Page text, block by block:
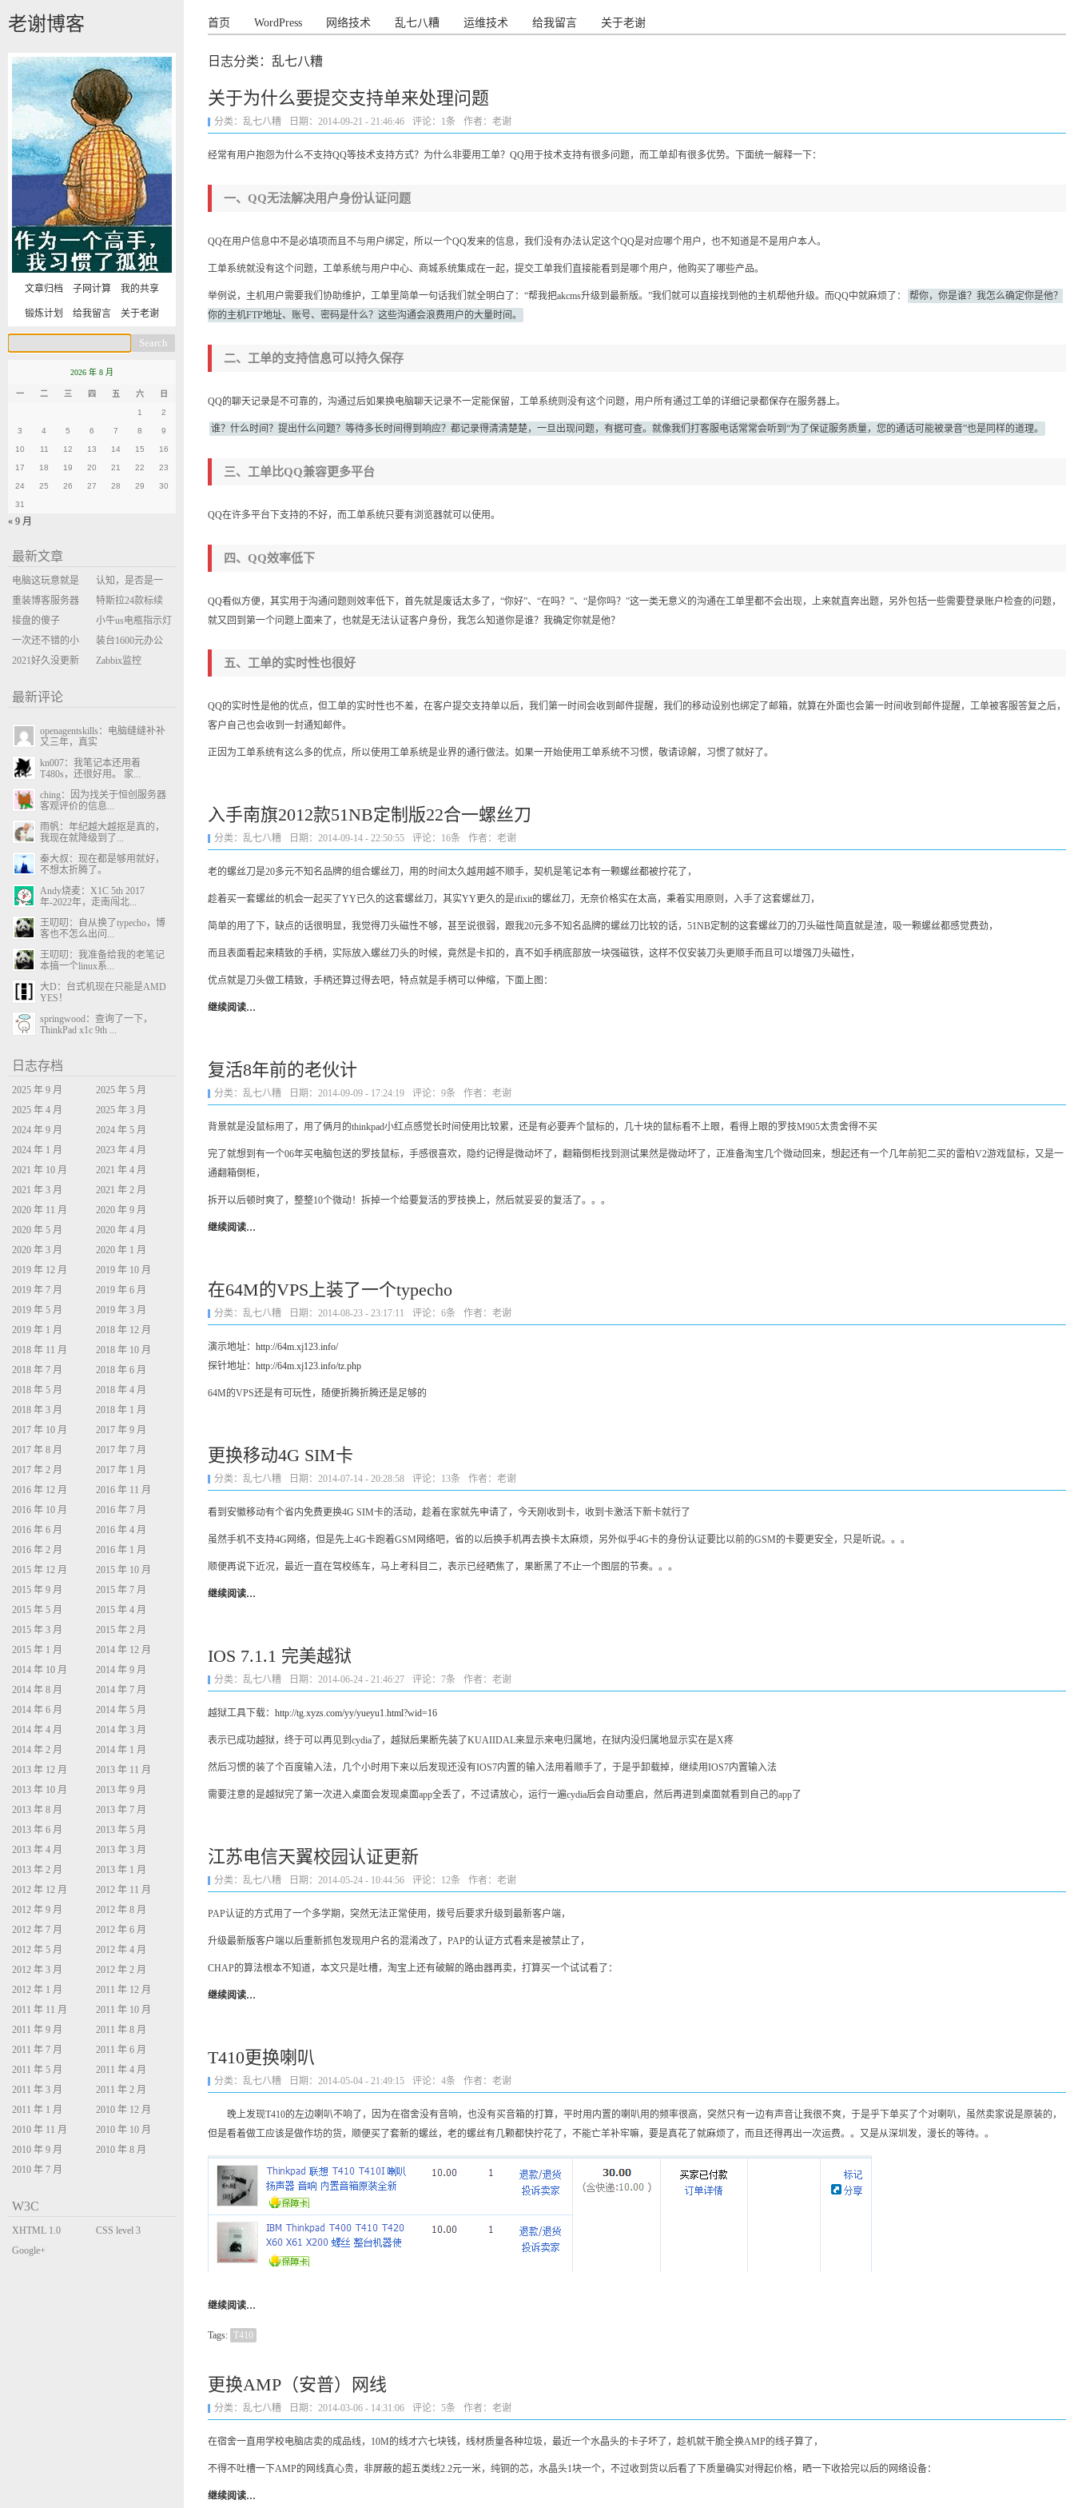
老谢博客 首页 WordPress 网络技术 乱七八糟 运维技术 给我留言 关于老谢
日志分类：乱七八糟
关于为什么要提交支持单来处理问题
分类： 乱七八糟 日期：2014-09-21 - 21:46:46 评论： 1条 作者：老谢
经常有用户抱怨为什么不支持QQ等技术支持方式？为什么非要用工单？QQ用于技术支持有很多问题，而工单却有很多优势。下面统一解释一下：
一、QQ无法解决用户身份认证问题
QQ在用户信息中不是必填项而且不与用户绑定，所以一个QQ发来的信息，我们没有办法认定这个QQ是对应哪个用户，也不知道是不是用户本人。
工单系统就没有这个问题，工单系统与用户中心、商城系统集成在一起，提交工单我们直接能看到是哪个用户，他购买了哪些产品。
举例说，主机用户需要我们协助维护，工单里简单一句话我们就全明白了：“帮我把akcms升级到最新版。”我们就可以直接找到他的主机帮他升级。而QQ中就麻烦了：
帮你，你是谁？我怎么确定你是他？
你的主机FTP地址、账号、密码是什么？这些沟通会浪费用户的大量时间。
二、工单的支持信息可以持久保存
QQ的聊天记录是不可靠的，沟通过后如果换电脑聊天记录不一定能保留，工单系统则没有这个问题，用户所有通过工单的详细记录都保存在服务器上。
谁？什么时间？提出什么问题？等待多长时间得到响应？都记录得清清楚楚，一旦出现问题，有据可查。就像我们打客服电话常常会听到“为了保证服务质量，您的通话可能被录音”也是同样的道理。
三、工单比QQ兼容更多平台
QQ在许多平台下支持的不好，而工单系统只要有浏览器就可以使用。
四、QQ效率低下
QQ看似方便，其实用于沟通问题则效率低下，首先就是废话太多了，“你好”、“在吗？”、“是你吗？”这一类无意义的沟通在工单里都不会出现，上来就直奔出题，另外包括一些需要登录账户检查的问题，
就又回到第一个问题上面来了，也就是无法认证客户身份，我怎么知道你是谁？我确定你就是他？
五、工单的实时性也很好
QQ的实时性是他的优点，但工单的实时性也不差，在客户提交支持单以后，我们第一时间会收到邮件提醒，我们的移动设别也绑定了邮箱，就算在外面也会第一时间收到邮件提醒，工单被客服答复之后，
客户自己也会收到一封通知邮件。
正因为工单系统有这么多的优点，所以使用工单系统是业界的通行做法。如果一开始使用工单系统不习惯，敬请谅解，习惯了就好了。
入手南旗2012款51NB定制版22合一螺丝刀
分类： 乱七八糟 日期：2014-09-14 - 22:50:55 评论： 16条 作者：老谢
老的螺丝刀是20多元不知名品牌的组合螺丝刀，用的时间太久越用越不顺手，契机是笔记本有一颗螺丝都被拧花了，
趁着买一套螺丝的机会一起买了YY已久的这套螺丝刀，其实YY更久的是ifixit的螺丝刀，无奈价格实在太高，秉着实用原则，入手了这套螺丝刀，
简单的用了下，缺点的话很明显，我觉得刀头磁性不够，甚至说很弱，跟我20元多不知名品牌的螺丝刀比较的话，51NB定制的这套螺丝刀的刀头磁性简直就是渣，吸一颗螺丝都感觉费劲，
而且表面看起来精致的手柄，实际放入螺丝刀头的时候，竟然是卡扣的，真不如手柄底部放一块强磁铁，这样不仅安装刀头更顺手而且可以增强刀头磁性，
优点就是刀头做工精致，手柄还算过得去吧，特点就是手柄可以伸缩，下面上图：
继续阅读…
复活8年前的老伙计
分类： 乱七八糟 日期：2014-09-09 - 17:24:19 评论： 9条 作者：老谢
背景就是没鼠标用了，用了俩月的thinkpad小红点感觉长时间使用比较累，还是有必要弄个鼠标的，几十块的鼠标看不上眼，看得上眼的罗技M905太贵舍得不买
完了就想到有一个06年买电脑包送的罗技鼠标，手感很喜欢，隐约记得是微动坏了，翻箱倒柜找到测试果然是微动坏了，正准备淘宝几个微动回来，想起还有一个几年前犯二买的雷柏V2游戏鼠标，又是一
通翻箱倒柜，
拆开以后顿时爽了，整整10个微动！拆掉一个给要复活的罗技换上，然后就妥妥的复活了。。。
继续阅读…
在64M的VPS上装了一个typecho
分类： 乱七八糟 日期：2014-08-23 - 23:17:11 评论： 6条 作者：老谢
演示地址： http://64m.xj123.info/
探针地址： http://64m.xj123.info/tz.php
64M的VPS还是有可玩性，随便折腾折腾还是足够的
更换移动4G SIM卡
分类： 乱七八糟 日期：2014-07-14 - 20:28:58 评论： 13条 作者：老谢
看到安徽移动有个省内免费更换4G SIM卡的活动，趁着在家就先申请了，今天刚收到卡，收到卡激活下新卡就行了
虽然手机不支持4G网络，但是先上4G卡跑着GSM网络吧，省的以后换手机再去换卡太麻烦，另外似乎4G卡的身份认证要比以前的GSM的卡要更安全，只是听说。。。
顺便再说下近况，最近一直在驾校练车，马上考科目二，表示已经晒焦了，果断黑了不止一个图层的节奏。。。
继续阅读…
IOS 7.1.1 完美越狱
分类： 乱七八糟 日期：2014-06-24 - 21:46:27 评论： 7条 作者：老谢
越狱工具下载： http://tg.xyzs.com/yy/yueyu1.html?wid=16
表示已成功越狱，终于可以再见到cydia了，越狱后果断先装了KUAIIDAL来显示来电归属地，在狱内没归属地显示实在是X疼
然后习惯的装了个百度输入法，几个小时用下来以后发现还没有IOS7内置的输入法用着顺手了，于是乎卸载掉，继续用IOS7内置输入法
需要注意的是越狱完了第一次进入桌面会发现桌面app全丢了，不过请放心，运行一遍cydia后会自动重启，然后再进到桌面就看到自己的app了
江苏电信天翼校园认证更新
分类： 乱七八糟 日期：2014-05-24 - 10:44:56 评论： 12条 作者：老谢
PAP认证的方式用了一个多学期，突然无法正常使用，拨号后要求升级到最新客户端，
升级最新版客户端以后重新抓包发现用户名的混淆改了，PAP的认证方式看来是被禁止了，
CHAP的算法根本不知道，本文只是吐槽，淘宝上还有破解的路由器再卖，打算买一个试试看了：
继续阅读…
T410更换喇叭
分类： 乱七八糟 日期：2014-05-04 - 21:49:15 评论： 4条 作者：老谢
晚上发现T410的左边喇叭不响了，因为在宿舍没有音响，也没有买音箱的打算，平时用内置的喇叭用的频率很高，突然只有一边有声音让我很不爽，于是乎下单买了个对喇叭，虽然卖家说是原装的，
但是看着做工应该是做作坊的货，顺便买了套新的螺丝，老的螺丝有几颗都快拧花了，不能亡羊补牢嘛，要是真花了就麻烦了，而且还得再出一次运费。。又是从深圳发，漫长的等待。。
继续阅读…
Tags: T410
更换AMP（安普）网线
分类： 乱七八糟 日期：2014-03-06 - 14:31:06 评论： 5条 作者：老谢
在宿舍一直用学校电脑店卖的成品线，10M的线才六七块钱，线材质量各种垃圾，最近一个水晶头的卡子坏了，趁机就干脆全换AMP的线子算了，
不得不吐槽一下AMP的网线真心贵，非屏蔽的超五类线2.2元一米，纯铜的芯，水晶头1块一个，不过收到货以后看了下质量确实对得起价格，晒一下收拾完以后的网络设备：
继续阅读…
文章归档 子网计算 我的共享
锻炼计划 给我留言 关于老谢
2026 年 8 月
一 二 三 四 五 六 日
1 2
3 4 5 6 7 8 9
10 11 12 13 14 15 16
17 18 19 20 21 22 23
24 25 26 27 28 29 30
31
« 9 月
最新文章
电脑这玩意就是
缝缝补补的事
认知，是否是一
座大山？当架构
决策变成配置清
单比价
重装博客服务器
环境
特斯拉24款标续
Model Y 2万公里
使用体验
接盘的傻子
小牛us电瓶指示灯
闪三次不上电
一次还不错的小
米售后体验
装台1600元办公
主机
2021好久没更新
Zabbix监控
最新评论
openagentskills：电脑缝缝补补
又三年，真实
kn007：我笔记本还用着
T480s，还很好用。 家...
ching：因为找关于恒创服务器
客观评价的信息...
雨帆：年纪越大越抠是真的，
我现在就降级到了...
秦大叔：现在都是够用就好，
不想太折腾了。
Andy烧麦：X1C 5th 2017
年-2022年，走南闯北...
王叨叨：自从换了typecho，博
客也不怎么出问...
王叨叨：我准备给我的老笔记
本搞一个linux系...
大D：台式机现在只能是AMD
YES！
springwood：查询了一下，
ThinkPad x1c 9th ...
日志存档
2025 年 9 月
2025 年 5 月
2025 年 4 月
2025 年 3 月
2024 年 9 月
2024 年 5 月
2024 年 1 月
2023 年 4 月
2021 年 10 月
2021 年 4 月
2021 年 3 月
2021 年 2 月
2020 年 11 月
2020 年 9 月
2020 年 5 月
2020 年 4 月
2020 年 3 月
2020 年 1 月
2019 年 12 月
2019 年 10 月
2019 年 7 月
2019 年 6 月
2019 年 5 月
2019 年 3 月
2019 年 1 月
2018 年 12 月
2018 年 11 月
2018 年 10 月
2018 年 7 月
2018 年 6 月
2018 年 5 月
2018 年 4 月
2018 年 3 月
2018 年 1 月
2017 年 10 月
2017 年 9 月
2017 年 8 月
2017 年 7 月
2017 年 2 月
2017 年 1 月
2016 年 12 月
2016 年 11 月
2016 年 10 月
2016 年 7 月
2016 年 6 月
2016 年 4 月
2016 年 2 月
2016 年 1 月
2015 年 12 月
2015 年 10 月
2015 年 9 月
2015 年 7 月
2015 年 5 月
2015 年 4 月
2015 年 3 月
2015 年 2 月
2015 年 1 月
2014 年 12 月
2014 年 10 月
2014 年 9 月
2014 年 8 月
2014 年 7 月
2014 年 6 月
2014 年 5 月
2014 年 4 月
2014 年 3 月
2014 年 2 月
2014 年 1 月
2013 年 12 月
2013 年 11 月
2013 年 10 月
2013 年 9 月
2013 年 8 月
2013 年 7 月
2013 年 6 月
2013 年 5 月
2013 年 4 月
2013 年 3 月
2013 年 2 月
2013 年 1 月
2012 年 12 月
2012 年 11 月
2012 年 9 月
2012 年 8 月
2012 年 7 月
2012 年 6 月
2012 年 5 月
2012 年 4 月
2012 年 3 月
2012 年 2 月
2012 年 1 月
2011 年 12 月
2011 年 11 月
2011 年 10 月
2011 年 9 月
2011 年 8 月
2011 年 7 月
2011 年 6 月
2011 年 5 月
2011 年 4 月
2011 年 3 月
2011 年 2 月
2011 年 1 月
2010 年 12 月
2010 年 11 月
2010 年 10 月
2010 年 9 月
2010 年 8 月
2010 年 7 月
W3C
XHTML 1.0
Transitional
CSS level 3
Google+